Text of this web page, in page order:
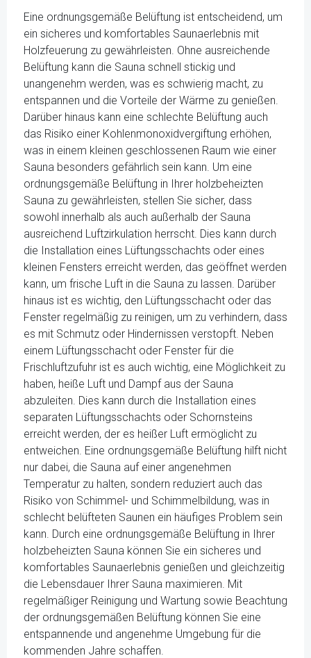
Eine ordnungsgemäße Belüftung ist entscheidend, um
ein sicheres und komfortables Saunaerlebnis mit
Holzfeuerung zu gewährleisten. Ohne ausreichende
Belüftung kann die Sauna schnell stickig und
unangenehm werden, was es schwierig macht, zu
entspannen und die Vorteile der Wärme zu genießen.
Darüber hinaus kann eine schlechte Belüftung auch
das Risiko einer Kohlenmonoxidvergiftung erhöhen,
was in einem kleinen geschlossenen Raum wie einer
Sauna besonders gefährlich sein kann. Um eine
ordnungsgemäße Belüftung in Ihrer holzbeheizten
Sauna zu gewährleisten, stellen Sie sicher, dass
sowohl innerhalb als auch außerhalb der Sauna
ausreichend Luftzirkulation herrscht. Dies kann durch
die Installation eines Lüftungsschachts oder eines
kleinen Fensters erreicht werden, das geöffnet werden
kann, um frische Luft in die Sauna zu lassen. Darüber
hinaus ist es wichtig, den Lüftungsschacht oder das
Fenster regelmäßig zu reinigen, um zu verhindern, dass
es mit Schmutz oder Hindernissen verstopft. Neben
einem Lüftungsschacht oder Fenster für die
Frischluftzufuhr ist es auch wichtig, eine Möglichkeit zu
haben, heiße Luft und Dampf aus der Sauna
abzuleiten. Dies kann durch die Installation eines
separaten Lüftungsschachts oder Schornsteins
erreicht werden, der es heißer Luft ermöglicht zu
entweichen. Eine ordnungsgemäße Belüftung hilft nicht
nur dabei, die Sauna auf einer angenehmen
Temperatur zu halten, sondern reduziert auch das
Risiko von Schimmel- und Schimmelbildung, was in
schlecht belüfteten Saunen ein häufiges Problem sein
kann. Durch eine ordnungsgemäße Belüftung in Ihrer
holzbeheizten Sauna können Sie ein sicheres und
komfortables Saunaerlebnis genießen und gleichzeitig
die Lebensdauer Ihrer Sauna maximieren. Mit
regelmäßiger Reinigung und Wartung sowie Beachtung
der ordnungsgemäßen Belüftung können Sie eine
entspannende und angenehme Umgebung für die
kommenden Jahre schaffen.